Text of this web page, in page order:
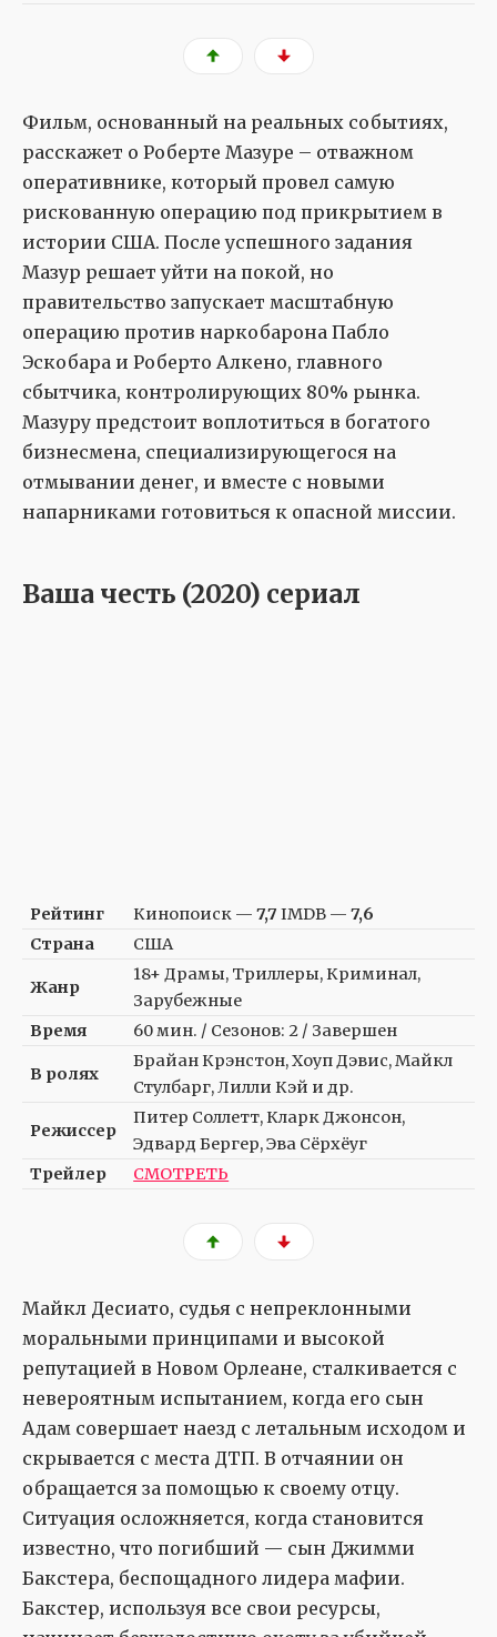
Фильм, основанный на реальных событиях,
расскажет о Роберте Мазуре – отважном
оперативнике, который провел самую
рискованную операцию под прикрытием в
истории США. После успешного задания
Мазур решает уйти на покой, но
правительство запускает масштабную
операцию против наркобарона Пабло
Эскобара и Роберто Алкено, главного
сбытчика, контролирующих 80% рынка.
Мазуру предстоит воплотиться в богатого
бизнесмена, специализирующегося на
отмывании денег, и вместе с новыми
напарниками готовиться к опасной миссии.
Ваша честь (2020) сериал
Рейтинг Кинопоиск —7,7 IMDB —7,6
Страна
США
Жанр
18+ Драмы, Триллеры, Криминал,
Зарубежные
Время
60 мин. / Сезонов: 2 / Завершен
В ролях
Брайан Крэнстон, Хоуп Дэвис, Майкл
Стулбарг, Лилли Кэй и др.
Режиссер
Питер Соллетт, Кларк Джонсон,
Эдвард Бергер, Эва Сёрхёуг
Трейлер
СМОТРЕТЬ
Майкл Десиато, судья с непреклонными
моральными принципами и высокой
репутацией в Новом Орлеане, сталкивается с
невероятным испытанием, когда его сын
Адам совершает наезд с летальным исходом и
скрывается с места ДТП. В отчаянии он
обращается за помощью к своему отцу.
Ситуация осложняется, когда становится
известно, что погибший — сын Джимми
Бакстера, беспощадного лидера мафии.
Бакстер, используя все свои ресурсы,